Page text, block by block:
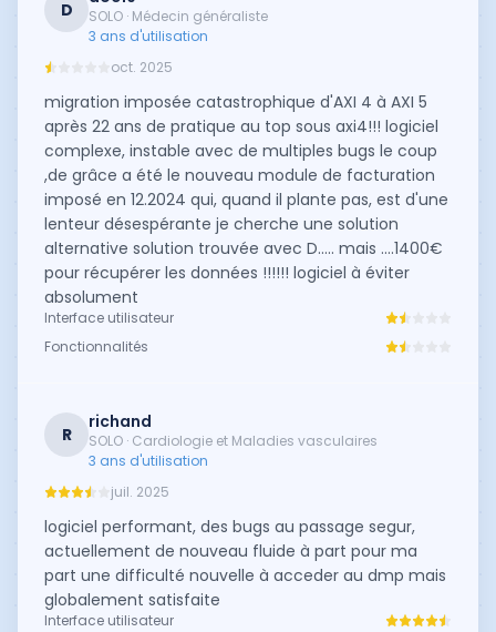
D
SOLO · Médecin généraliste
3 ans d'utilisation
oct. 2025
migration imposée catastrophique d'AXI 4 à AXI 5
après 22 ans de pratique au top sous axi4!!! logiciel
complexe, instable avec de multiples bugs le coup
,de grâce a été le nouveau module de facturation
imposé en 12.2024 qui, quand il plante pas, est d'une
lenteur désespérante je cherche une solution
alternative solution trouvée avec D..... mais ....1400€
pour récupérer les données !!!!!! logiciel à éviter
absolument
Interface utilisateur
Fonctionnalités
R
richand
SOLO · Cardiologie et Maladies vasculaires
3 ans d'utilisation
juil. 2025
logiciel performant, des bugs au passage segur,
actuellement de nouveau fluide à part pour ma
part une difficulté nouvelle à acceder au dmp mais
globalement satisfaite
Interface utilisateur